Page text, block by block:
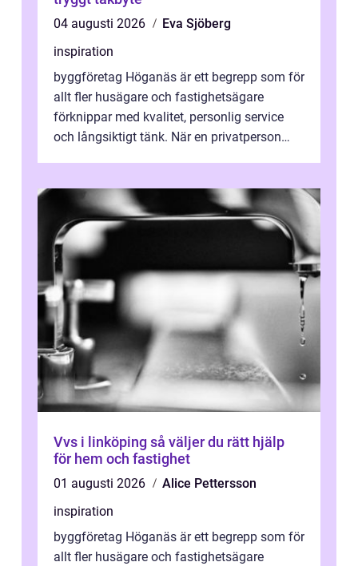
04 augusti 2026
Eva Sjöberg
inspiration
byggföretag Höganäs är ett begrepp som för
allt fler husägare och fastighetsägare
förknippar med kvalitet, personlig service
och långsiktigt tänk. När en privatperson
Vvs i linköping så väljer du rätt hjälp
för hem och fastighet
01 augusti 2026
Alice Pettersson
inspiration
byggföretag Höganäs är ett begrepp som för
allt fler husägare och fastighetsägare